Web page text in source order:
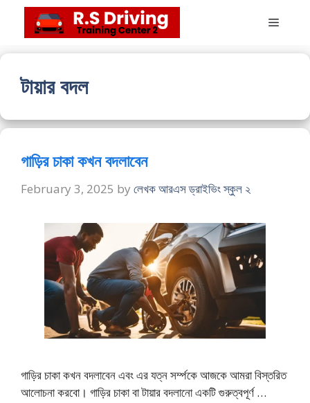
content
Menu
টায়ার বদল
গাড়ির চাকা কখন বদলাবেন
February 3, 2025 by লেখক আরএস ড্রাইভিং স্কুল ২
গাড়ির চাকা কখন বদলাবেন এবং এর যত্ন সর্ম্পকে আজকে আমরা বিস্তরিত
আলোচনা করবো। গাড়ির চাকা বা টায়ার বদলানো একটি গুরুত্বপূর্ণ …